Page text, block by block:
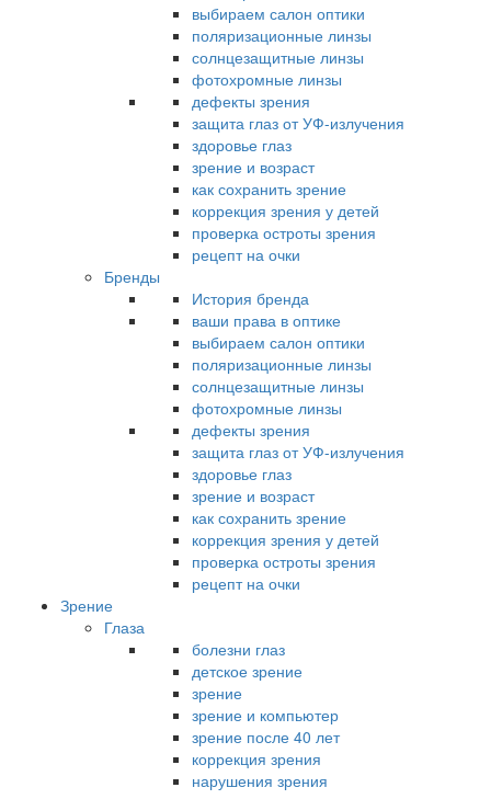
выбираем салон оптики
поляризационные линзы
солнцезащитные линзы
фотохромные линзы
дефекты зрения
защита глаз от УФ-излучения
здоровье глаз
зрение и возраст
как сохранить зрение
коррекция зрения у детей
проверка остроты зрения
рецепт на очки
Бренды
История бренда
ваши права в оптике
выбираем салон оптики
поляризационные линзы
солнцезащитные линзы
фотохромные линзы
дефекты зрения
защита глаз от УФ-излучения
здоровье глаз
зрение и возраст
как сохранить зрение
коррекция зрения у детей
проверка остроты зрения
рецепт на очки
Зрение
Глаза
болезни глаз
детское зрение
зрение
зрение и компьютер
зрение после 40 лет
коррекция зрения
нарушения зрения